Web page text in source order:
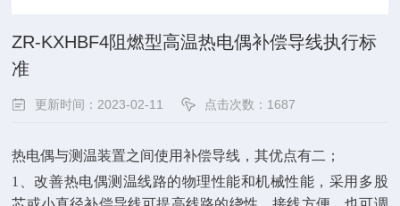
ZR-KXHBF4阻燃型高温热电偶补偿导线执行标
准
更新时间：2023-02-11 点击次数：1687
热电偶与测温装置之间使用补偿导线，其优点有二；
1、改善热电偶测温线路的物理性能和机械性能，采用多股